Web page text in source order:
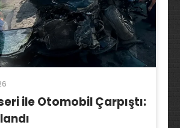
ile Otomobil Çarpıştı: